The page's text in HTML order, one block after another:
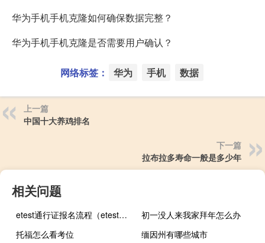
华为手机手机克隆如何确保数据完整？
华为手机手机克隆是否需要用户确认？
网络标签： 华为 手机 数据
上一篇
中国十大养鸡排名
下一篇
拉布拉多寿命一般是多少年
相关问题
etest通行证报名流程（etest通行证注销）
初一没人来我家拜年怎么办
托福怎么看考位
缅因州有哪些城市